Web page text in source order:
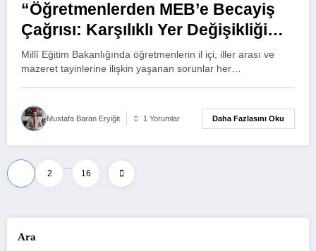
“Öğretmenlerden MEB’e Becayiş
Çağrısı: Karşılıklı Yer Değişikliği
Yeniden Uygulanmalı”
Millî Eğitim Bakanlığında öğretmenlerin il içi, iller arası ve
mazeret tayinlerine ilişkin yaşanan sorunlar her…
Mustafa Baran Eryiğit 1 Yorumlar Daha Fazlasını Oku
Yazı
sayfalaması
2
…
16
Ara